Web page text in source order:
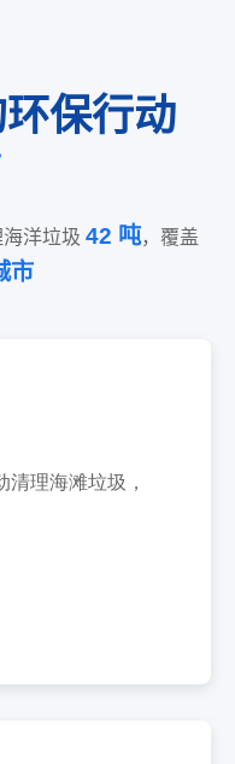
保行动
洋垃圾 42 吨，覆盖
市
理海滩垃圾，